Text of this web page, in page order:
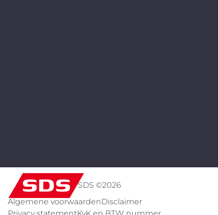
Algemene voorwaardenDisclaimer
Privacy statementKvK en BTW nummer
SDS ©2026